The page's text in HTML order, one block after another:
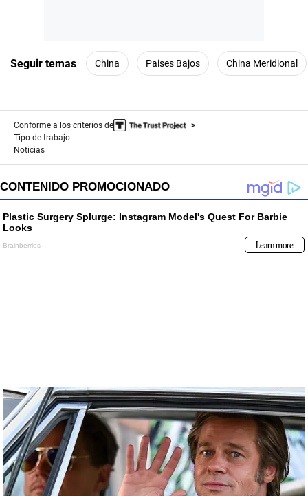
Seguir temas China Paises Bajos China Meridional
Conforme a los criterios de
Tipo de trabajo:
Noticias